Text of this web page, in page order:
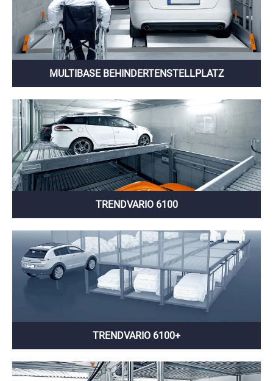
MULTIBASE BEHINDERTENSTELLPLATZ
TRENDVARIO 6100
TRENDVARIO 6100+